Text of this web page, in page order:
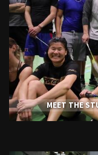
MEET THE